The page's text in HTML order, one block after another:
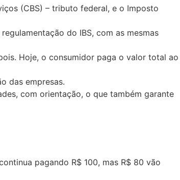
(CBS) – tributo federal, e o Imposto
do IBS, com as mesmas
Hoje, o consumidor paga o valor total ao
das empresas.
com orientação, o que também garante
pagando R$ 100, mas R$ 80 vão